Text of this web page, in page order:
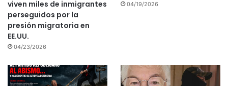
viven miles de inmigrantes
perseguidos por la
presión migratoria en
EE.UU.
04/23/2026
04/19/2026